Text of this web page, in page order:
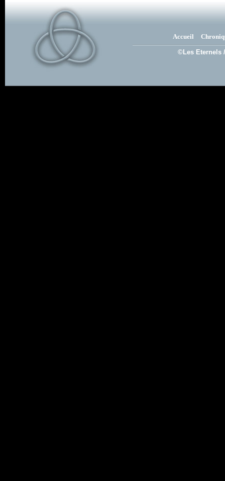
Accueil
©Les Eternels